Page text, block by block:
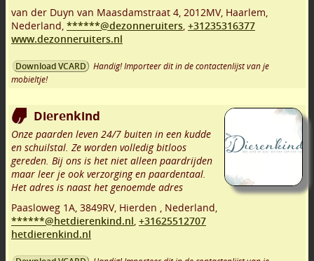
van der Duyn van Maasdamstraat 4, 2012MV, Haarlem,
Nederland, ******@dezonneruiters, +31235316377
www.dezonneruiters.nl
Download VCARD
Handig! Importeer dit in de contactenlijst van je
mobieltje!
Dierenkind
Onze paarden leven 24/7 buiten in een kudde
en schuilstal. Ze worden volledig bitloos
gereden. Bij ons is het niet alleen paardrijden
maar leer je ook verzorging en paardentaal.
Het adres is naast het genoemde adres
Paasloweg 1A, 3849RV, Hierden , Nederland,
******@hetdierenkind.nl, +31625512707
hetdierenkind.nl